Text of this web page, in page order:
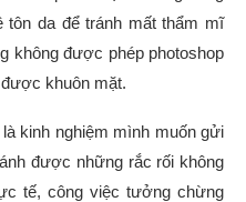
tôn da để tránh mất thẩm mĩ
không được phép photoshop
khuôn mặt.
kinh nghiệm mình muốn gửi
được những rắc rối không
tế, công việc tưởng chừng